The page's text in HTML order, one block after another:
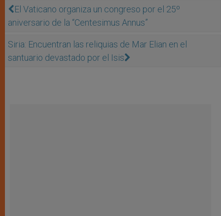
El Vaticano organiza un congreso por el 25º
aniversario de la “Centesimus Annus”
Siria: Encuentran las reliquias de Mar Elian en el
santuario devastado por el Isis